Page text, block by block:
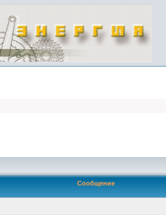
Сообщение